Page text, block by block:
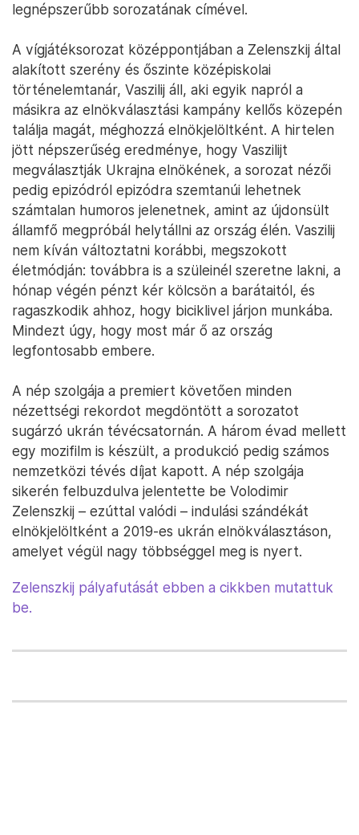
legnépszerűbb sorozatának címével.
A vígjátéksorozat középpontjában a Zelenszkij által
alakított szerény és őszinte középiskolai
történelemtanár, Vaszilij áll, aki egyik napról a
másikra az elnökválasztási kampány kellős közepén
találja magát, méghozzá elnökjelöltként. A hirtelen
jött népszerűség eredménye, hogy Vaszilijt
megválasztják Ukrajna elnökének, a sorozat nézői
pedig epizódról epizódra szemtanúi lehetnek
számtalan humoros jelenetnek, amint az újdonsült
államfő megpróbál helytállni az ország élén. Vaszilij
nem kíván változtatni korábbi, megszokott
életmódján: továbbra is a szüleinél szeretne lakni, a
hónap végén pénzt kér kölcsön a barátaitól, és
ragaszkodik ahhoz, hogy biciklivel járjon munkába.
Mindezt úgy, hogy most már ő az ország
legfontosabb embere.
A nép szolgája a premiert követően minden
nézettségi rekordot megdöntött a sorozatot
sugárzó ukrán tévécsatornán. A három évad mellett
egy mozifilm is készült, a produkció pedig számos
nemzetközi tévés díjat kapott. A nép szolgája
sikerén felbuzdulva jelentette be Volodimir
Zelenszkij – ezúttal valódi – indulási szándékát
elnökjelöltként a 2019-es ukrán elnökválasztáson,
amelyet végül nagy többséggel meg is nyert.
Zelenszkij pályafutását ebben a cikkben mutattuk
be.